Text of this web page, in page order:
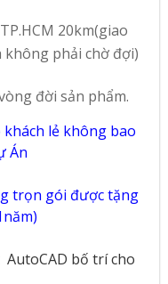
20km(giao
phải chờ đợi)
đời sản phẩm.
lẻ không bao
Án
trọn gói được tặng
AutoCAD bố trí cho